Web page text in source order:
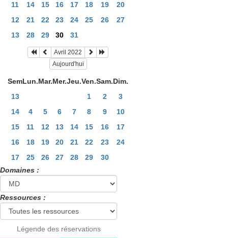
11
14 15 16 17 18 19
20
12
21 22 23 24 25 26
27
13
28 29 30 31
Avril 2022
Aujourd'hui
SemLun.Mar.Mer.Jeu.Ven.Sam.Dim.
13
1 2
3
14
4 5 6 7 8 9
10
15
11 12 13 14 15 16
17
16
18 19 20 21 22 23
24
17
25 26 27 28 29
30
Domaines :
Ressources :
Légende des réservations